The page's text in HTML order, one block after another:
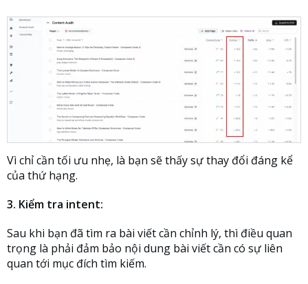
Vì chỉ cần tối ưu nhẹ, là bạn sẽ thấy sự thay đổi đáng kể
của thứ hạng.
3. Kiểm tra intent:
Sau khi bạn đã tìm ra bài viết cần chỉnh lý, thì điều quan
trọng là phải đảm bảo nội dung bài viết cần có sự liên
quan tới mục đích tìm kiếm.